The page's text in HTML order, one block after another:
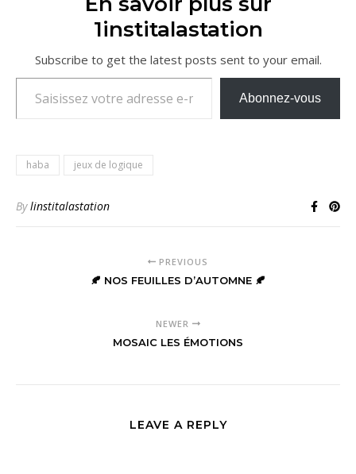
1institalastation
Subscribe to get the latest posts sent to your email.
Saisissez votre adresse e-mail…
Abonnez-vous
haba jeux de logique
Bylinstitalastation
PREVIOUS
🍂 NOS FEUILLES D’AUTOMNE 🍂
NEWER
MOSAIC LES ÉMOTIONS
LEAVE A REPLY